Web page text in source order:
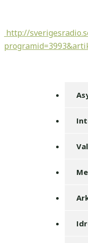
http://